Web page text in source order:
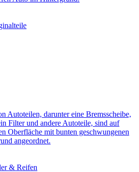
& Reifen